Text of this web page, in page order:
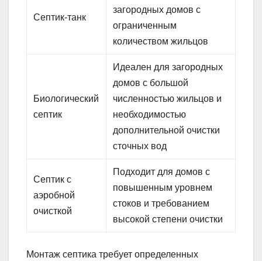
Септик-танк
загородных домов с
ограниченным
количеством жильцов
Биологический
септик
Идеален для загородных
домов с большой
численностью жильцов и
необходимостью
дополнительной очистки
сточных вод
Септик с
аэробной
очисткой
Подходит для домов с
повышенным уровнем
стоков и требованием
высокой степени очистки
Монтаж септика требует определенных